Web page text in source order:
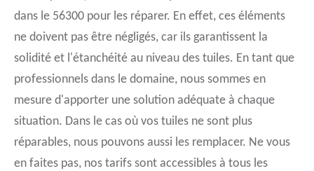
dans le 56300 pour les réparer. En effet, ces éléments
ne doivent pas être négligés, car ils garantissent la
solidité et l'étanchéité au niveau des tuiles. En tant que
professionnels dans le domaine, nous sommes en
mesure d'apporter une solution adéquate à chaque
situation. Dans le cas où vos tuiles ne sont plus
réparables, nous pouvons aussi les remplacer. Ne vous
en faites pas, nos tarifs sont accessibles à tous les